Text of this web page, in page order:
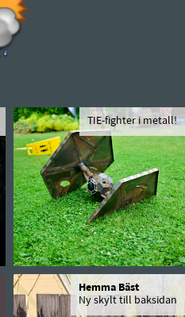
TIE-fighter i metall!
Hemma Bäst
Ny skylt till baksidan